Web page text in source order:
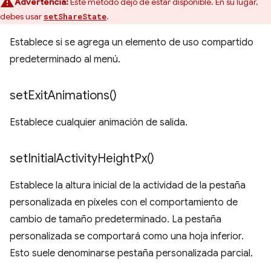
debes usar setShareState.
Establece si se agrega un elemento de uso compartido
predeterminado al menú.
setExitAnimations()
Establece cualquier animación de salida.
setInitialActivityHeightPx()
Establece la altura inicial de la actividad de la pestaña
personalizada en píxeles con el comportamiento de
cambio de tamaño predeterminado. La pestaña
personalizada se comportará como una hoja inferior.
Esto suele denominarse pestaña personalizada parcial.